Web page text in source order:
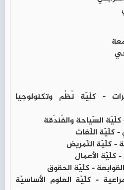
- كلّيّة نُظُم وتكنولوجيا
السّياحة والفَندَقة
- كلّيّة اللّغات
- كلّيّة التّمريض
كلّيّة الأعمال
- كلّيّة الحقوق
- كلّيّة العلوم الأساسيّة